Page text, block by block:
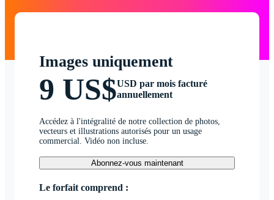
Images uniquement
9 US$USD par mois facturé
annuellement
Accédez à l'intégralité de notre collection de photos,
vecteurs et illustrations autorisés pour un usage
commercial. Vidéo non incluse.
Abonnez-vous maintenant
Le forfait comprend :